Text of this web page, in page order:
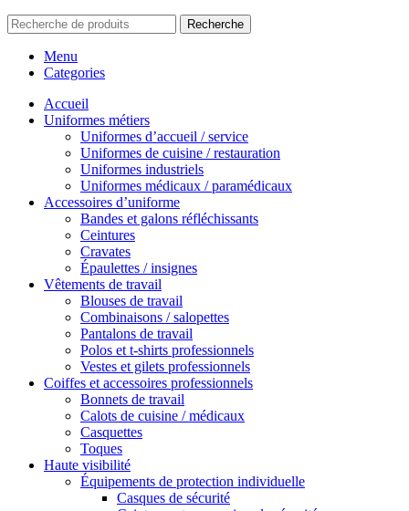
Recherche
Menu
Categories
Accueil
Uniformes métiers
Uniformes d’accueil / service
Uniformes de cuisine / restauration
Uniformes industriels
Uniformes médicaux / paramédicaux
Accessoires d’uniforme
Bandes et galons réfléchissants
Ceintures
Cravates
Épaulettes / insignes
Vêtements de travail
Blouses de travail
Combinaisons / salopettes
Pantalons de travail
Polos et t-shirts professionnels
Vestes et gilets professionnels
Coiffes et accessoires professionnels
Bonnets de travail
Calots de cuisine / médicaux
Casquettes
Toques
Haute visibilité
Équipements de protection individuelle
Casques de sécurité